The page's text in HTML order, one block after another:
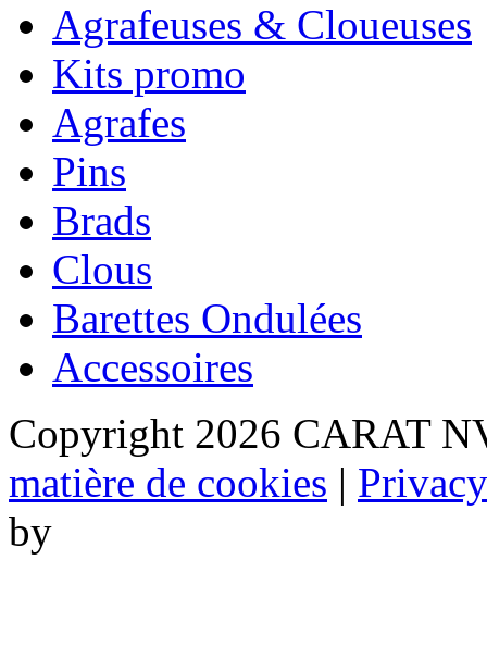
Agrafeuses & Cloueuses
Kits promo
Agrafes
Pins
Brads
Clous
Barettes Ondulées
Accessoires
Copyright 2026 CARAT
matière de cookies | Privacy
by